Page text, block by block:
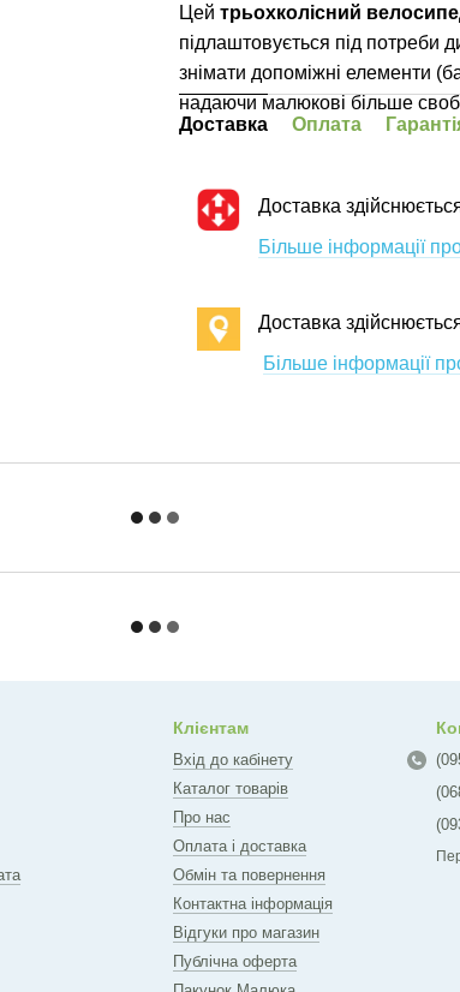
Цей трьохколісний
підлаштовується під потреби
знімати допоміжні елементи
надаючи малюкові більше
Доставка
Оплата
Доставка
Більше інформації
Доставка
Більше інформації
Клієнтам
Вхід до кабінету
Каталог товарів
Про нас
Оплата і доставка
Обмін та повернення
Контактна інформація
Відгуки про магазин
Публічна оферта